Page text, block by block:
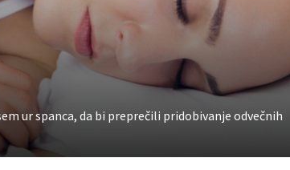
ur spanca, da bi preprečili pridobivanje odvečnih